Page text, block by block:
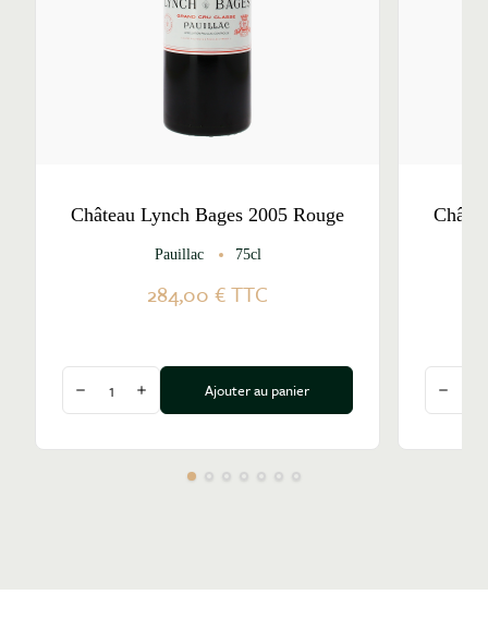
Château Lynch Bages 2005 Rouge
Pauillac 75cl
284,00 €TTC
Diminuer la quantité
Augmenter la quantité
Ajouter au panier